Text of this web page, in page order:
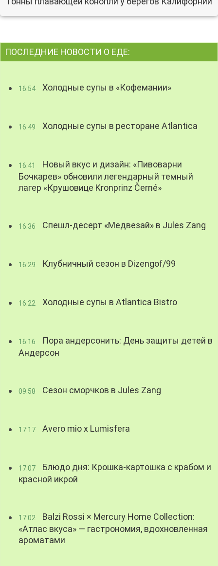
ПОСЛЕДНИЕ НОВОСТИ О ЕДЕ:
16:54 Холодные супы в «Кофемании»
16:49 Холодные супы в ресторане Atlantica
16:41
Новый вкус и дизайн: «Пивоварни
Бочкарев» обновили легендарный темный
лагер «Крушовице Kronprinz Černé»
16:36 Спешл-десерт «Медвезай» в Jules Zang
16:29 Клубничный сезон в Dizengof/99
16:22 Холодные супы в Atlantica Bistro
16:16
Пора андерсонить: День защиты детей в
Андерсон
09:58 Сезон сморчков в Jules Zang
17:17 Avero mio x Lumisfera
17:07
Блюдо дня: Крошка-картошка с крабом и
красной икрой
17:02
Balzi Rossi × Mercury Home Collection:
«Атлас вкуса» — гастрономия, вдохновленная
ароматами